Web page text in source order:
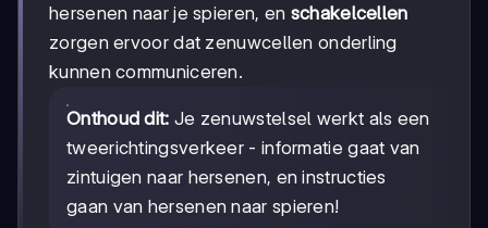
hersenen naar je spieren, en schakelcellen
zorgen ervoor dat zenuwcellen onderling
kunnen communiceren.
Onthoud dit: Je zenuwstelsel werkt als een
tweerichtingsverkeer - informatie gaat van
zintuigen naar hersenen, en instructies
gaan van hersenen naar spieren!